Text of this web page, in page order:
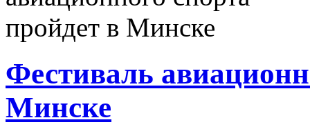
Фестиваль
Минске